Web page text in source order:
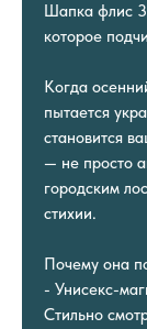
Шапка флис
которое
Когда
пытается
становится
— не просто
городским
стихии.
Почему она
- Унисекс-
Стильно